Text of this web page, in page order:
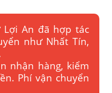
Lợi An đã hợp tác
như Nhất Tín,
nhận hàng, kiểm
Phí vận chuyển